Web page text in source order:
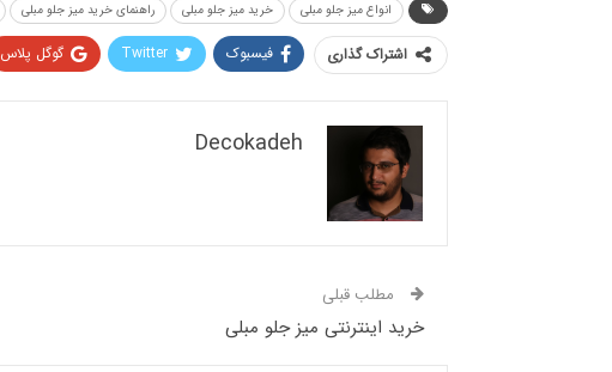
انواع میز جلو مبلی خرید میز جلو مبلی راهنمای خرید میز جلو مبلی
اشتراک گذاری فیسبوک Twitter گوگل پلاس
Decokadeh
مطلب قبلی
خرید اینترنتی میز جلو مبلی